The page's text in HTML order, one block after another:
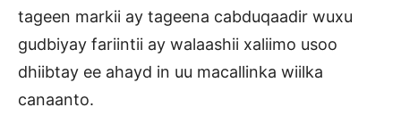
tageen markii ay tageena cabduqaadir wuxu
gudbiyay fariintii ay walaashii xaliimo usoo
dhiibtay ee ahayd in uu macallinka wiilka
canaanto.